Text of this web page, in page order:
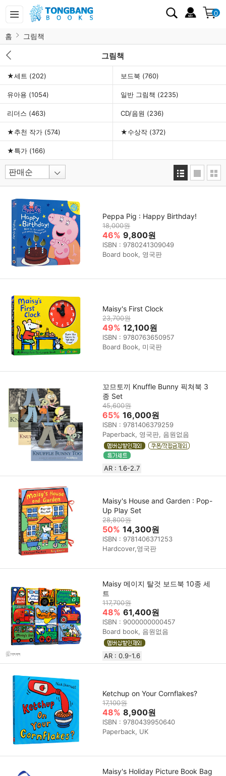
0
홈 그림책
그림책
★세트 (202) 보드북 (760)
유아용 (1054) 일반 그림책 (2235)
리더스 (463) CD/음원 (236)
★추천 작가 (574) ★수상작 (372)
★특가 (166)
Peppa Pig : Happy Birthday!
18,000원
46% 9,800원
ISBN : 9780241309049
Board book, 영국판
Maisy's First Clock
23,700원
49% 12,100원
ISBN : 9780763650957
Board Book, 미국판
꼬므토끼 Knuffle Bunny 픽쳐북 3
종 Set
45,600원
65% 16,000원
ISBN : 9781406379259
Paperback, 영국판, 음원없음
AR : 1.6-2.7
Maisy's House and Garden : Pop-
Up Play Set
28,800원
50% 14,300원
ISBN : 9781406371253
Hardcover,영국판
Maisy 메이지 탈것 보드북 10종 세
트
117,700원
48% 61,400원
ISBN : 9000000000457
Board book, 음원없음
AR : 0.9-1.6
Ketchup on Your Cornflakes?
17,100원
48% 8,900원
ISBN : 9780439950640
Paperback, UK
Maisy's Holiday Picture Book Bag